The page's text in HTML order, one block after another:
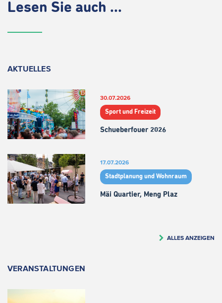
Lesen Sie auch ...
AKTUELLES
30.07.2026
Sport und Freizeit
Schueberfouer 2026
17.07.2026
Stadtplanung und Wohnraum
Mäi Quartier, Meng Plaz
ALLES ANZEIGEN
VERANSTALTUNGEN